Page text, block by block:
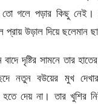
গলে পড়ার কিছু নেই।
প্রায় উড়াল দিয়ে ছলেমান
দৃষ্টির সামনে তার
নতুন বউয়ের মুখ
দেয় না। তার খুশির